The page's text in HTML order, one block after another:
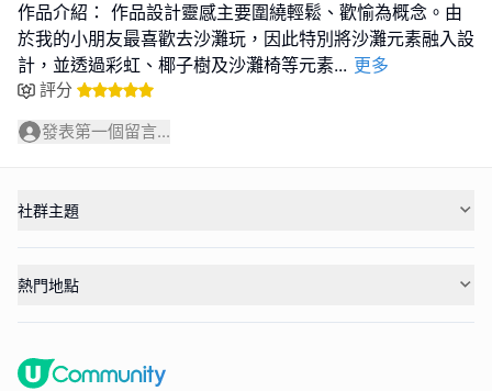
作品介紹： 作品設計靈感主要圍繞輕鬆、歡愉為概念。由
於我的小朋友最喜歡去沙灘玩，因此特別將沙灘元素融入設
計，並透過彩虹、椰子樹及沙灘椅等元素... 更多
評分
發表第一個留言...
社群主題
熱門地點